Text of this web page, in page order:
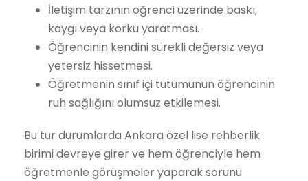
İletişim tarzının öğrenci üzerinde baskı,
kaygı veya korku yaratması.
Öğrencinin kendini sürekli değersiz veya
yetersiz hissetmesi.
Öğretmenin sınıf içi tutumunun öğrencinin
ruh sağlığını olumsuz etkilemesi.
Bu tür durumlarda Ankara özel lise rehberlik
birimi devreye girer ve hem öğrenciyle hem
öğretmenle görüşmeler yaparak sorunu